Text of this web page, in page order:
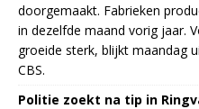
doorgemaakt. Fabrieken
in dezelfde maand vorig jaar.
groeide sterk, blijkt maandag
CBS.
Politie zoekt na tip in